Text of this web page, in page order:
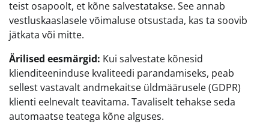
teist osapoolt, et kõne salvestatakse. See annab
vestluskaaslasele võimaluse otsustada, kas ta soovib
jätkata või mitte.
Ärilised eesmärgid: Kui salvestate kõnesid
klienditeeninduse kvaliteedi parandamiseks, peab
sellest vastavalt andmekaitse üldmäärusele (GDPR)
klienti eelnevalt teavitama. Tavaliselt tehakse seda
automaatse teatega kõne alguses.